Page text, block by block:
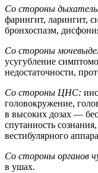
Со стороны
фарингит, ларингит,
бронхоспазм,
Со стороны
усугубление
недостаточности,
Со стороны ЦНС:
головокружение,
в высоких дозах —
спутанность
вестибулярного
Со стороны органов
в ушах.